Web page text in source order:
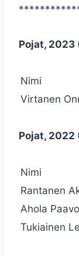
Pojat, 2023
Nimi
Virtanen
Pojat, 2022
Nimi
Rantanen
Ahola Paavo
Tukiainen